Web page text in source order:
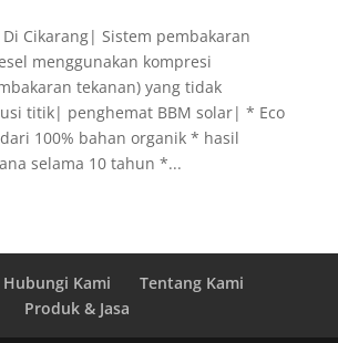
Di Cikarang| Sistem pembakaran
menggunakan kompresi
tekanan) yang tidak
titik| penghemat BBM solar| * Eco
100% bahan organik * hasil
selama 10 tahun *...
Hubungi Kami
Tentang Kami
Produk & Jasa